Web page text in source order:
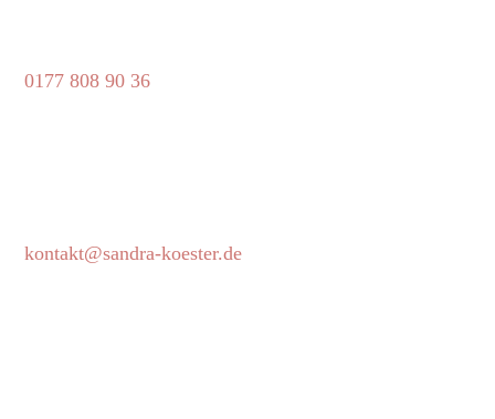
0177 808 90 36
kontakt@sandra-koester.de